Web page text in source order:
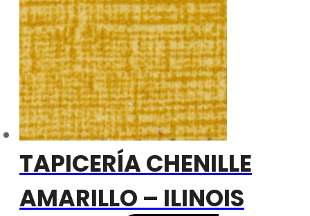
TAPICERÍA CHENILLE
AMARILLO – ILINOIS